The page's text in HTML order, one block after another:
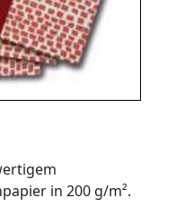
in 200 g/m².